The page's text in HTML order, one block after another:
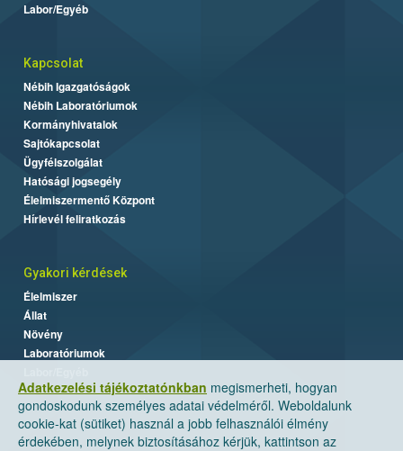
Adatkezelési tájékoztatónkban megismerheti, hogyan
gondoskodunk személyes adatai védelméről. Weboldalunk
cookie-kat (sütiket) használ a jobb felhasználói élmény
érdekében, melynek biztosításához kérjük, kattintson az
Labor/Egyéb
Kapcsolat
Nébih Igazgatóságok
Nébih Laboratóriumok
Kormányhivatalok
Sajtókapcsolat
Ügyfélszolgálat
Hatósági jogsegély
Élelmiszermentő Központ
Hírlevél feliratkozás
Gyakori kérdések
Élelmiszer
Állat
Növény
Laboratóriumok